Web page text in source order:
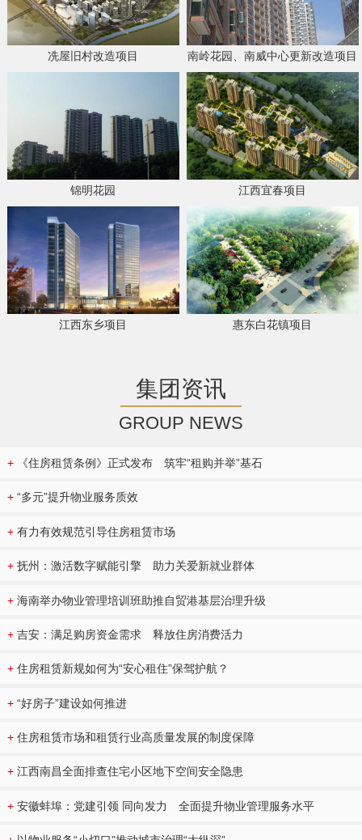
冼屋旧村改造项目 南岭花园、南威中心更新改造项目
锦明花园 江西宜春项目
江西东乡项目 惠东白花镇项目
集团资讯
GROUP NEWS
+ 《住房租赁条例》正式发布 筑牢“租购并举”基石
+ “多元”提升物业服务质效
+ 有力有效规范引导住房租赁市场
+ 抚州：激活数字赋能引擎 助力关爱新就业群体
+ 海南举办物业管理培训班助推自贸港基层治理升级
+ 吉安：满足购房资金需求 释放住房消费活力
+ 住房租赁新规如何为“安心租住”保驾护航？
+ “好房子”建设如何推进
+ 住房租赁市场和租赁行业高质量发展的制度保障
+ 江西南昌全面排查住宅小区地下空间安全隐患
+ 安徽蚌埠：党建引领 同向发力 全面提升物业管理服务水平